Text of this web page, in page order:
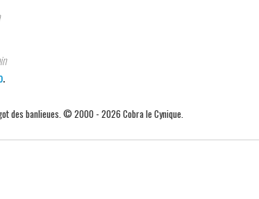
.
des banlieues. © 2000 - 2026 Cobra le Cynique.